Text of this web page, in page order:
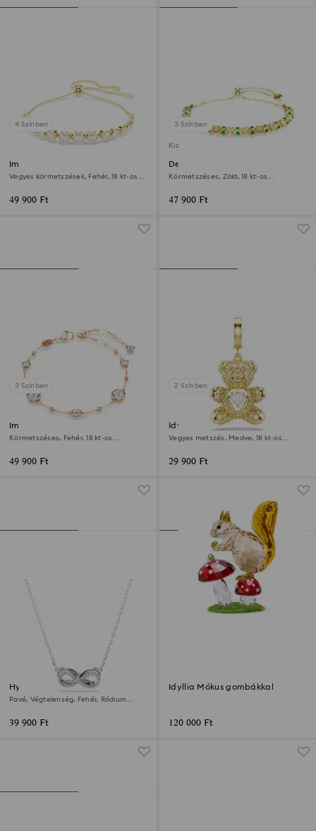
4 Színben
Imber karkötő
Vegyes körmetszések, Fehér, 18 kt-os
49 900 Ft
3 Színben
Kizárólag online elérhető
Dextera karkötő
Körmetszéses, Zöld, 18 kt-os
47 900 Ft
3 Színben
Imber karkötő
Körmetszéses, Fehér, 18 kt-os
49 900 Ft
2 Színben
Idyllia charm
Vegyes metszés, Medve, 18 kt-os
29 900 Ft
Hyperbola medál
Pavé, Végtelenség, Fehér, Ródium
39 900 Ft
Idyllia Mókus gombákkal
120 000 Ft